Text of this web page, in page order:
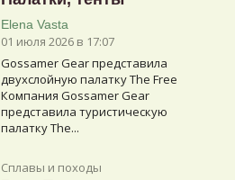
Elena Vasta
01 июля 2026 в 17:07
Gossamer Gear представила
двухслойную палатку The Free
Компания Gossamer Gear
представила туристическую
палатку The...
Сплавы и походы